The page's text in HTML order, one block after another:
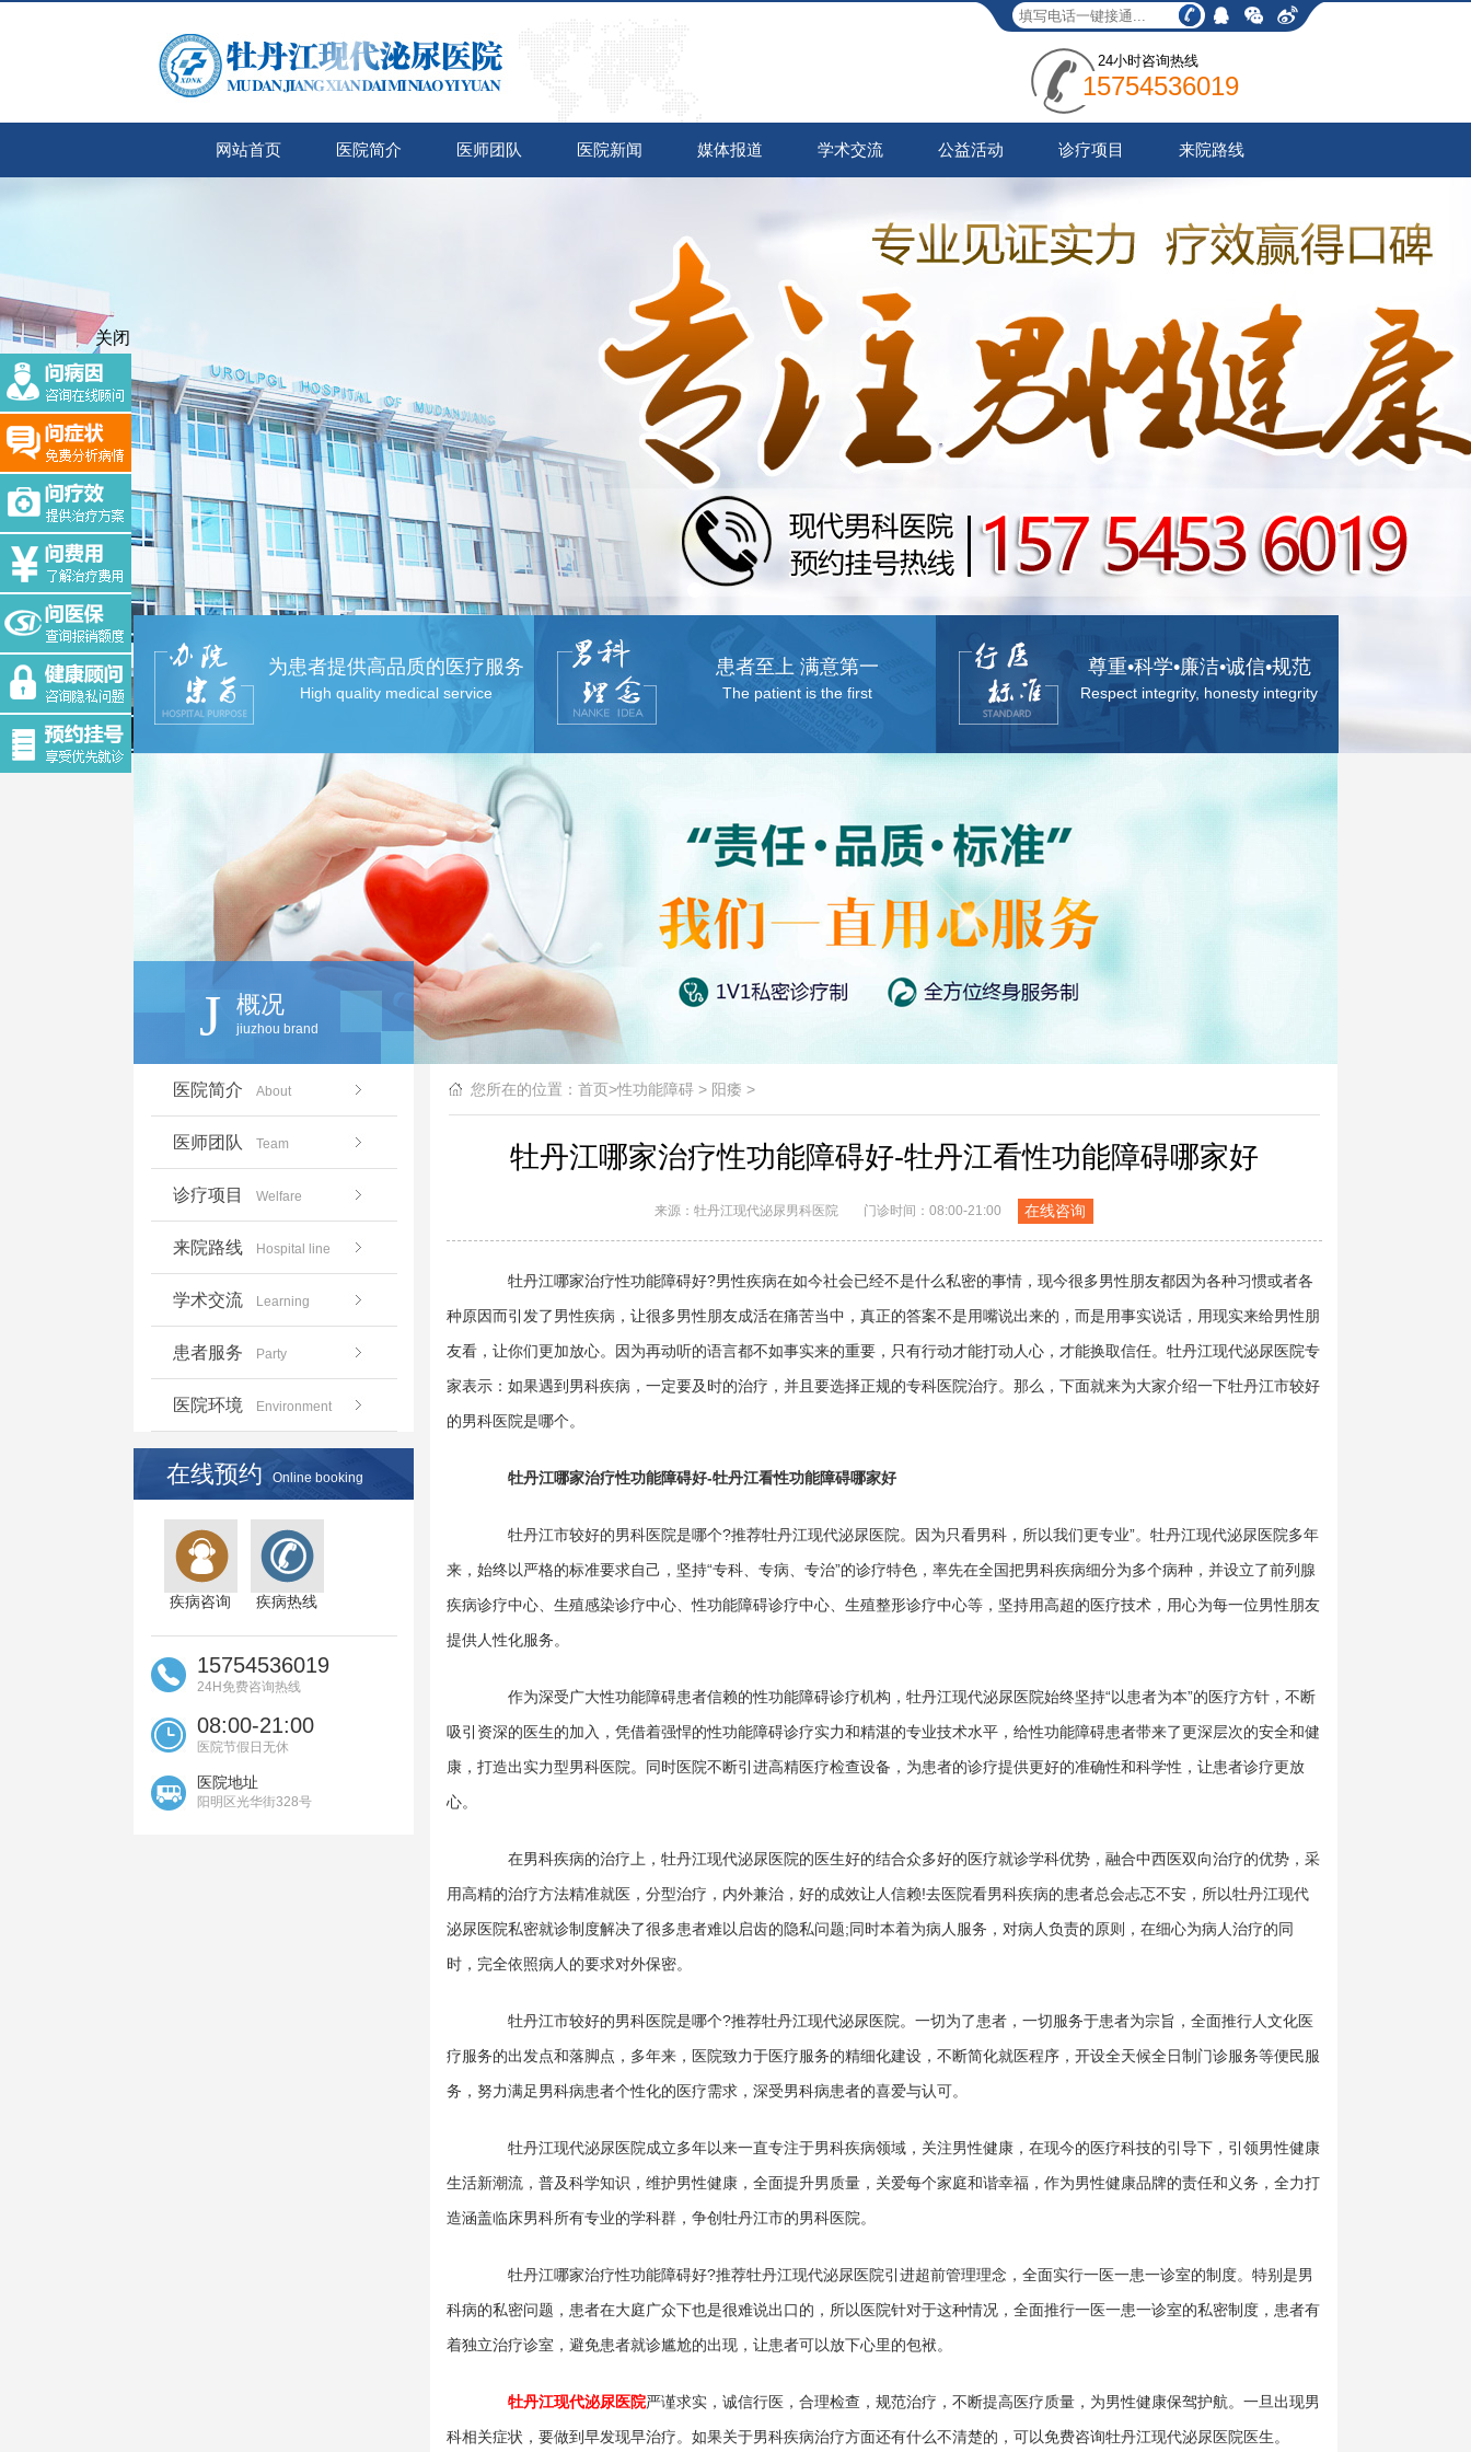
24小时咨询热线
15754536019
网站首页 医院简介 医师团队 医院新闻 媒体报道 学术交流 公益活动 诊疗项目 来院路线
为患者提供高品质的医疗服务
High quality medical service
患者至上 满意第一
The patient is the first
尊重•科学•廉洁•诚信•规范
Respect integrity, honesty integrity
J 概况
jiuzhou brand
医院简介 About
医师团队 Team
诊疗项目 Welfare
来院路线 Hospital line
学术交流 Learning
患者服务 Party
医院环境 Environment
在线预约 Online booking
疾病咨询 疾病热线
15754536019
24H免费咨询热线
08:00-21:00
医院节假日无休
医院地址
阳明区光华街328号
您所在的位置： 首页>性功能障碍> 阳痿 >
牡丹江哪家治疗性功能障碍好-牡丹江看性功能障碍哪家好
来源：牡丹江现代泌尿男科医院 门诊时间：08:00-21:00 在线咨询
牡丹江哪家治疗性功能障碍好?男性疾病在如今社会已经不是什么私密的事情，现今很多男性朋友都因为各种习惯或者各
种原因而引发了男性疾病，让很多男性朋友成活在痛苦当中，真正的答案不是用嘴说出来的，而是用事实说话，用现实来给男性朋
友看，让你们更加放心。因为再动听的语言都不如事实来的重要，只有行动才能打动人心，才能换取信任。牡丹江现代泌尿医院专
家表示：如果遇到男科疾病，一定要及时的治疗，并且要选择正规的专科医院治疗。那么，下面就来为大家介绍一下牡丹江市较好
的男科医院是哪个。
牡丹江哪家治疗性功能障碍好-牡丹江看性功能障碍哪家好
牡丹江市较好的男科医院是哪个?推荐牡丹江现代泌尿医院。因为只看男科，所以我们更专业”。牡丹江现代泌尿医院多年
来，始终以严格的标准要求自己，坚持“专科、专病、专治”的诊疗特色，率先在全国把男科疾病细分为多个病种，并设立了前列腺
疾病诊疗中心、生殖感染诊疗中心、性功能障碍诊疗中心、生殖整形诊疗中心等，坚持用高超的医疗技术，用心为每一位男性朋友
提供人性化服务。
作为深受广大性功能障碍患者信赖的性功能障碍诊疗机构，牡丹江现代泌尿医院始终坚持“以患者为本”的医疗方针，不断
吸引资深的医生的加入，凭借着强悍的性功能障碍诊疗实力和精湛的专业技术水平，给性功能障碍患者带来了更深层次的安全和健
康，打造出实力型男科医院。同时医院不断引进高精医疗检查设备，为患者的诊疗提供更好的准确性和科学性，让患者诊疗更放
心。
在男科疾病的治疗上，牡丹江现代泌尿医院的医生好的结合众多好的医疗就诊学科优势，融合中西医双向治疗的优势，采
用高精的治疗方法精准就医，分型治疗，内外兼治，好的成效让人信赖!去医院看男科疾病的患者总会忐忑不安，所以牡丹江现代
泌尿医院私密就诊制度解决了很多患者难以启齿的隐私问题;同时本着为病人服务，对病人负责的原则，在细心为病人治疗的同
时，完全依照病人的要求对外保密。
牡丹江市较好的男科医院是哪个?推荐牡丹江现代泌尿医院。一切为了患者，一切服务于患者为宗旨，全面推行人文化医
疗服务的出发点和落脚点，多年来，医院致力于医疗服务的精细化建设，不断简化就医程序，开设全天候全日制门诊服务等便民服
务，努力满足男科病患者个性化的医疗需求，深受男科病患者的喜爱与认可。
牡丹江现代泌尿医院成立多年以来一直专注于男科疾病领域，关注男性健康，在现今的医疗科技的引导下，引领男性健康
生活新潮流，普及科学知识，维护男性健康，全面提升男质量，关爱每个家庭和谐幸福，作为男性健康品牌的责任和义务，全力打
造涵盖临床男科所有专业的学科群，争创牡丹江市的男科医院。
牡丹江哪家治疗性功能障碍好?推荐牡丹江现代泌尿医院引进超前管理理念，全面实行一医一患一诊室的制度。特别是男
科病的私密问题，患者在大庭广众下也是很难说出口的，所以医院针对于这种情况，全面推行一医一患一诊室的私密制度，患者有
着独立治疗诊室，避免患者就诊尴尬的出现，让患者可以放下心里的包袱。
牡丹江现代泌尿医院严谨求实，诚信行医，合理检查，规范治疗，不断提高医疗质量，为男性健康保驾护航。一旦出现男
科相关症状，要做到早发现早治疗。如果关于男科疾病治疗方面还有什么不清楚的，可以免费咨询牡丹江现代泌尿医院医生。
关闭